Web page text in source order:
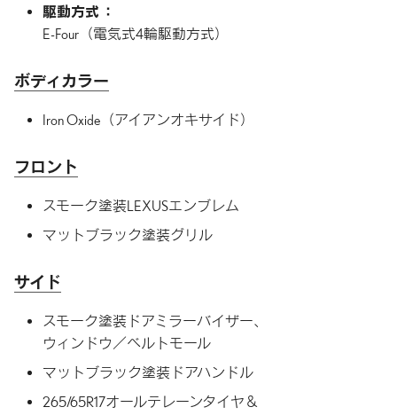
駆動方式
E-Four（電気式4輪駆動方式）
ボディカラー
Iron Oxide（アイアンオキサイド）
フロント
スモーク塗装LEXUSエンブレム
マットブラック塗装グリル
サイド
スモーク塗装ドアミラーバイザー、
ウィンドウ／ベルトモール
マットブラック塗装ドアハンドル
265/65R17オールテレーンタイヤ＆